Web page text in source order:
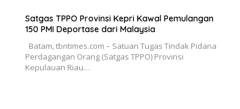
Satgas TPPO Provinsi Kepri Kawal Pemulangan
150 PMI Deportase dari Malaysia
Batam, tbntimes.com – Satuan Tugas Tindak Pidana
Perdagangan Orang (Satgas TPPO) Provinsi
Kepulauan Riau…